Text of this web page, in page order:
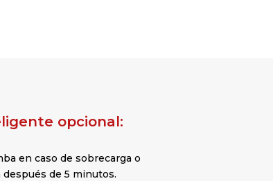
opcional:
en caso de sobrecarga o
de 5 minutos.